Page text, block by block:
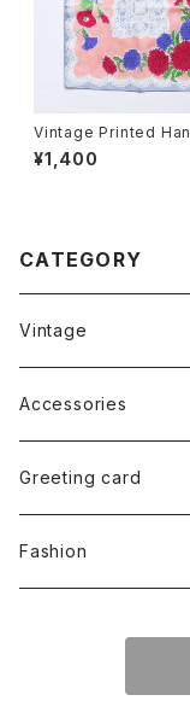
Vintage Printed
ief 013・ヴィンテージ
ハンカチ 013 U.S.A
¥1,400
CATEGORY
Vintage
Glass
Tableware
Handkerchief
Accessories
Earrings
Necklace
Greeting card
Fashion